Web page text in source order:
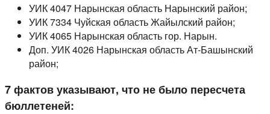
УИК 4047 Нарынская область Нарынский район;
УИК 7334 Чуйская область Жайылский район;
УИК 4065 Нарынская область гор. Нарын.
Доп. УИК 4026 Нарынская область Ат-Башынский
район;
7 фактов указывают, что не было пересчета
бюллетеней: